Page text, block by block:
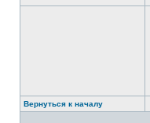
Вернуться к началу